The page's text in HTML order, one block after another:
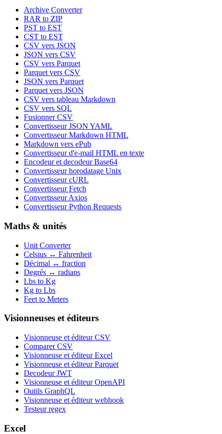
Archive Converter
RAR to ZIP
PST to EST
CST to EST
CSV vers JSON
JSON vers CSV
CSV vers Parquet
Parquet vers CSV
JSON vers Parquet
Parquet vers JSON
CSV vers tableau Markdown
CSV vers SQL
Fusionner CSV
Convertisseur JSON YAML
Convertisseur Markdown HTML
Markdown vers ePub
Convertisseur d'e-mail HTML en texte
Encodeur et decodeur Base64
Convertisseur horodatage Unix
Convertisseur cURL
Convertisseur Fetch
Convertisseur Axios
Convertisseur Python Requests
Maths & unités
Unit Converter
Celsius ↔ Fahrenheit
Décimal ↔ fraction
Degrés ↔ radians
Lbs to Kg
Kg to Lbs
Feet to Meters
Visionneuses et éditeurs
Visionneuse et éditeur CSV
Comparer CSV
Visionneuse et éditeur Excel
Visionneuse et éditeur Parquet
Decodeur JWT
Visionneuse et éditeur OpenAPI
Outils GraphQL
Visionneuse et éditeur webhook
Testeur regex
Excel